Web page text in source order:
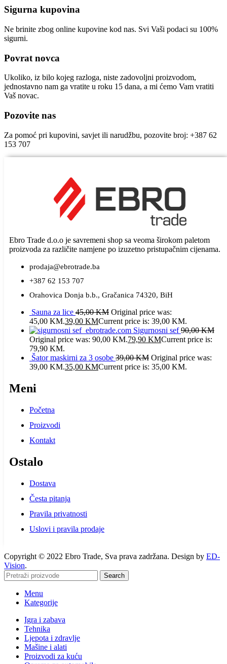
Sigurna kupovina
Ne brinite zbog online kupovine kod nas. Svi Vaši podaci su 100%
sigurni.
Povrat novca
Ukoliko, iz bilo kojeg razloga, niste zadovoljni proizvodom,
jednostavno nam ga vratite u roku 15 dana, a mi ćemo Vam vratiti
Vaš novac.
Pozovite nas
Za pomoć pri kupovini, savjet ili narudžbu, pozovite broj: +387 62
153 707
Ebro Trade d.o.o je savremeni shop sa veoma širokom paletom
proizvoda za različite namjene po izuzetno pristupačnim cijenama.
prodaja@ebrotrade.ba
+387 62 153 707
Orahovica Donja b.b., Gračanica 74320, BiH
Sauna za lice 45,00KM Original price was:
45,00 KM.39,00 KMCurrent price is: 39,00 KM.
Sigurnosni sef90,00KM
Original price was: 90,00 KM.79,90 KMCurrent price is:
79,90 KM.
Šator maskirni za 3 osobe 39,00KM Original price was:
39,00 KM.35,00 KMCurrent price is: 35,00 KM.
Meni
Početna
Proizvodi
Kontakt
Ostalo
Dostava
Česta pitanja
Pravila privatnosti
Uslovi i pravila prodaje
Copyright © 2022 Ebro Trade, Sva prava zadržana. Design by ED-
Vision.
Search
Menu
Kategorije
Igra i zabava
Tehnika
Ljepota i zdravlje
Mašine i alati
Proizvodi za kuću